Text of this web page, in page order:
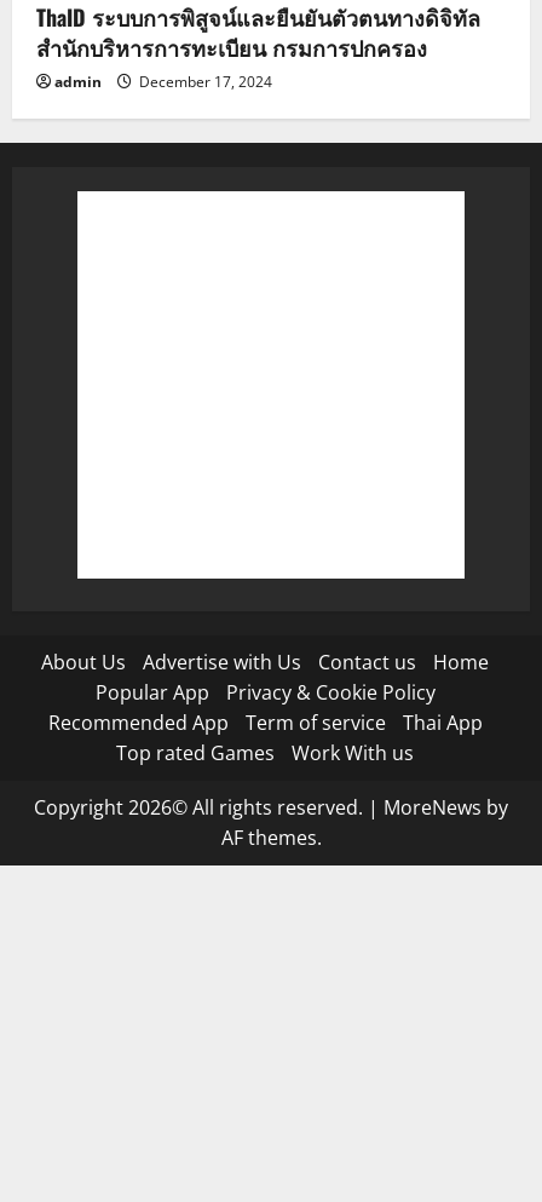
ThaID ระบบการพิสูจน์และยืนยันตัวตนทางดิจิทัล
สำนักบริหารการทะเบียน กรมการปกครอง
admin December 17, 2024
About Us Advertise with Us Contact us
Home
Popular App
Privacy & Cookie Policy
Recommended App
Term of service
Thai App
Top rated Games
Work With us
Copyright 2026© All rights reserved. | MoreNews by
AF themes.